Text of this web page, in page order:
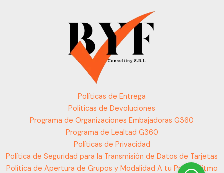
Políticas de Entrega
Políticas de Devoluciones
Programa de Organizaciones Embajadoras G360
Programa de Lealtad G360
Políticas de Privacidad
Política de Seguridad para la Transmisión de Datos de Tarjetas
Política de Apertura de Grupos y Modalidad A tu Propio Ritmo